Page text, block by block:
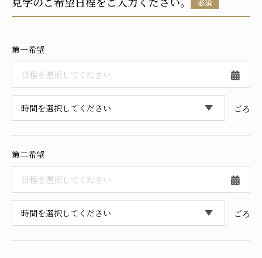
運営会社
プライバシーポリシー
採用情報
第一希望
ごろ
第二希望
ごろ